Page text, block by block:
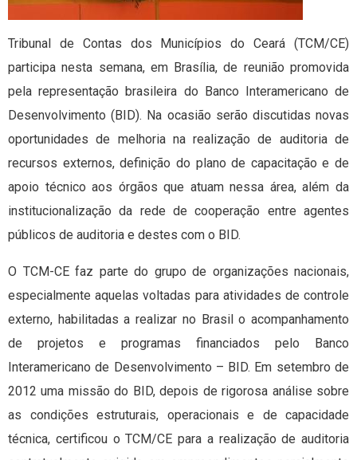
Tribunal de Contas dos Municípios do Ceará (TCM/CE)
participa nesta semana, em Brasília, de reunião promovida
pela representação brasileira do Banco Interamericano de
Desenvolvimento (BID). Na ocasião serão discutidas novas
oportunidades de melhoria na realização de auditoria de
recursos externos, definição do plano de capacitação e de
apoio técnico aos órgãos que atuam nessa área, além da
institucionalização da rede de cooperação entre agentes
públicos de auditoria e destes com o BID.
O TCM-CE faz parte do grupo de organizações nacionais,
especialmente aquelas voltadas para atividades de controle
externo, habilitadas a realizar no Brasil o acompanhamento
de projetos e programas financiados pelo Banco
Interamericano de Desenvolvimento – BID. Em setembro de
2012 uma missão do BID, depois de rigorosa análise sobre
as condições estruturais, operacionais e de capacidade
técnica, certificou o TCM/CE para a realização de auditoria